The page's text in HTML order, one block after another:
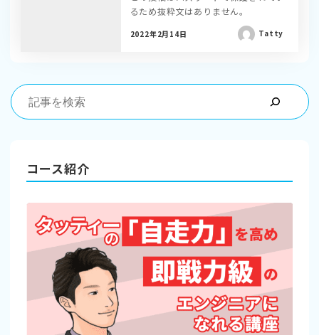
るため抜粋文はありません。
Tatty
2022年2月14日
コース紹介